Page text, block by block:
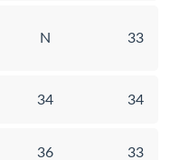
N 33
34 34
36 33